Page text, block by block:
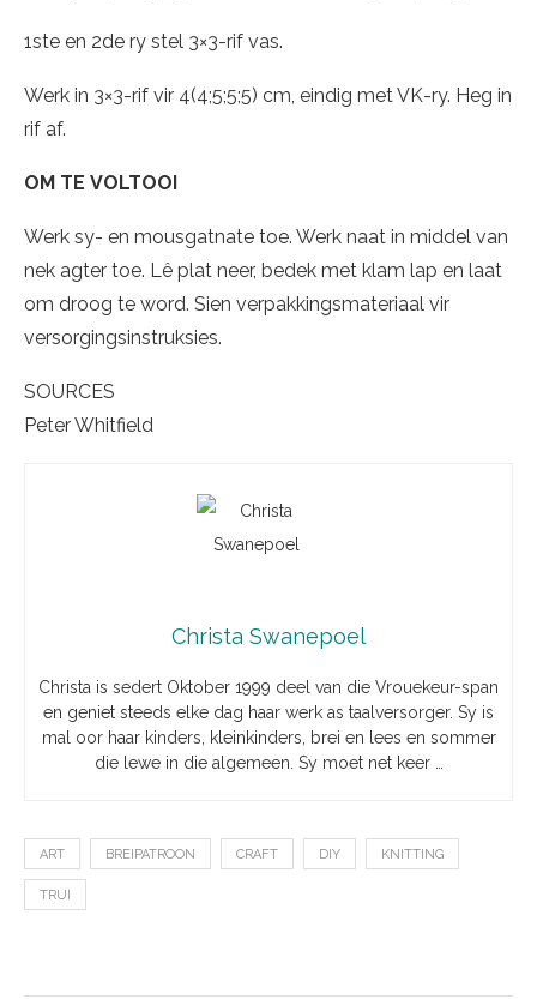
1ste en 2de ry stel 3×3-rif vas.
Werk in 3×3-rif vir 4(4;5;5;5) cm, eindig met VK-ry. Heg in
rif af.
OM TE VOLTOOI
Werk sy- en mousgatnate toe. Werk naat in middel van
nek agter toe. Lê plat neer, bedek met klam lap en laat
om droog te word. Sien verpakkingsmateriaal vir
versorgingsinstruksies.
SOURCES
Peter Whitfield
Christa Swanepoel
Christa is sedert Oktober 1999 deel van die Vrouekeur-span
en geniet steeds elke dag haar werk as taalversorger. Sy is
mal oor haar kinders, kleinkinders, brei en lees en sommer
die lewe in die algemeen. Sy moet net keer …
ART BREIPATROON CRAFT DIY KNITTING
TRUI